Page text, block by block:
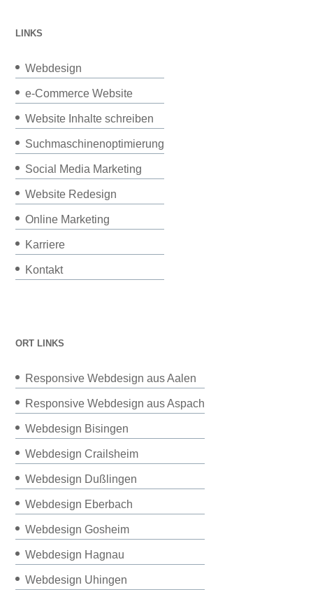
LINKS
Webdesign
e-Commerce Website
Website Inhalte schreiben
Suchmaschinenoptimierung
Social Media Marketing
Website Redesign
Online Marketing
Karriere
Kontakt
ORT LINKS
Responsive Webdesign aus Aalen
Responsive Webdesign aus Aspach
Webdesign Bisingen
Webdesign Crailsheim
Webdesign Dußlingen
Webdesign Eberbach
Webdesign Gosheim
Webdesign Hagnau
Webdesign Uhingen